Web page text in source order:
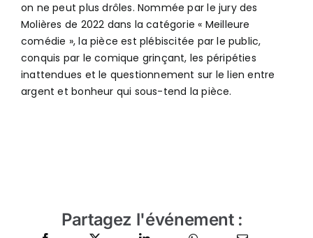
on ne peut plus drôles. Nommée par le jury des
Molières de 2022 dans la catégorie « Meilleure
comédie », la pièce est plébiscitée par le public,
conquis par le comique grinçant, les péripéties
inattendues et le questionnement sur le lien entre
argent et bonheur qui sous-tend la pièce.
Partagez l'événement :